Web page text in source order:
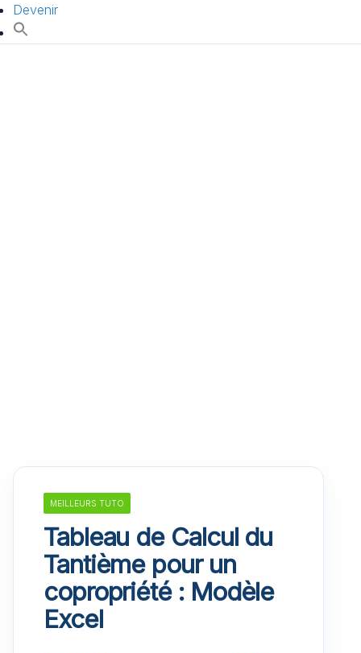
Devenir
MEILLEURS TUTO
Tableau de Calcul du
Tantième pour un
copropriété : Modèle
Excel